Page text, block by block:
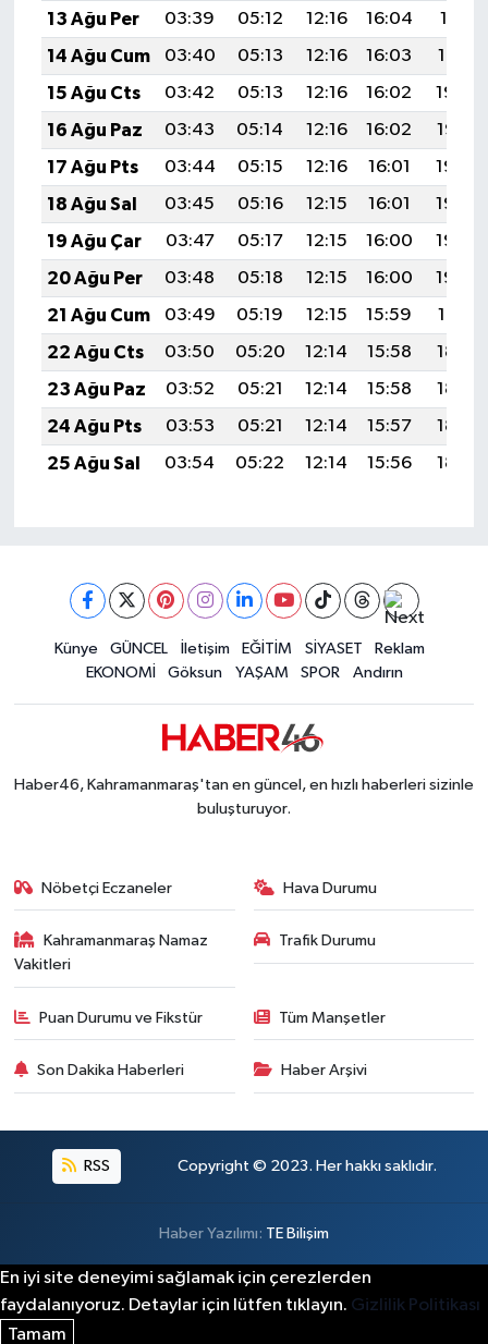
13 Ağu Per
03:39 05:12 12:16 16:04
19:11
14 Ağu Cum
03:40 05:13 12:16 16:03
19:10
15 Ağu Cts
03:42 05:13 12:16 16:02
19:09
16 Ağu Paz
03:43 05:14 12:16 16:02
19:07
17 Ağu Pts
03:44 05:15 12:16 16:01
19:06
18 Ağu Sal
03:45 05:16 12:15 16:01
19:05
19 Ağu Çar
03:47 05:17 12:15 16:00
19:03
20 Ağu Per
03:48 05:18 12:15 16:00
19:02
21 Ağu Cum
03:49 05:19 12:15 15:59
19:01
22 Ağu Cts
03:50 05:20 12:14 15:58
18:59
23 Ağu Paz
03:52 05:21 12:14 15:58
18:58
24 Ağu Pts
03:53 05:21 12:14 15:57
18:57
25 Ağu Sal
03:54 05:22 12:14 15:56 18:55
Künye GÜNCEL İletişim EĞİTİM SİYASET
Reklam
EKONOMİ
Göksun YAŞAM SPOR Andırın
Haber46, Kahramanmaraş'tan en güncel, en hızlı haberleri sizinle
buluşturuyor.
Nöbetçi Eczaneler Hava Durumu
Kahramanmaraş Namaz
Vakitleri
Trafik Durumu
Puan Durumu ve Fikstür Tüm Manşetler
Son Dakika Haberleri Haber Arşivi
RSS Copyright © 2023. Her hakkı saklıdır.
Haber Yazılımı: TE Bilişim
En iyi site deneyimi sağlamak için çerezlerden
faydalanıyoruz. Detaylar için lütfen tıklayın. Gizlilik Politikası
Tamam
SEÇİM 2015
ÇEVRE
BİLİM VE TEKNOLOJİ
YARIŞMALAR
TANITIM
HABERDE İNSAN